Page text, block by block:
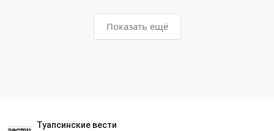
Показать ещё
Туапсинские вести